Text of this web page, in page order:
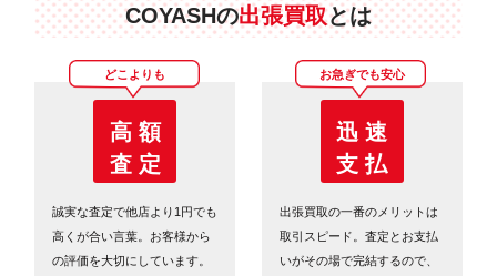
COYASHの出張買取とは
どこよりも
高 額
査 定
誠実な査定で他店より1円でも
高くが合い言葉。お客様から
の評価を大切にしています。
お急ぎでも安心
迅 速
支 払
出張買取の一番のメリットは
取引スピード。査定とお支払
いがその場で完結するので、